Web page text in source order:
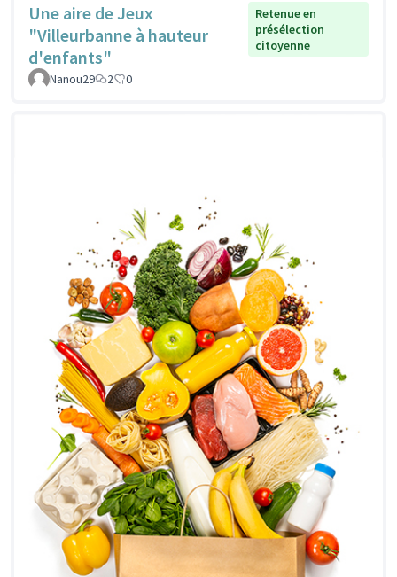
Une aire de Jeux
"Villeurbanne à hauteur
d'enfants"
Retenue en
présélection
citoyenne
Nanou29 2 0